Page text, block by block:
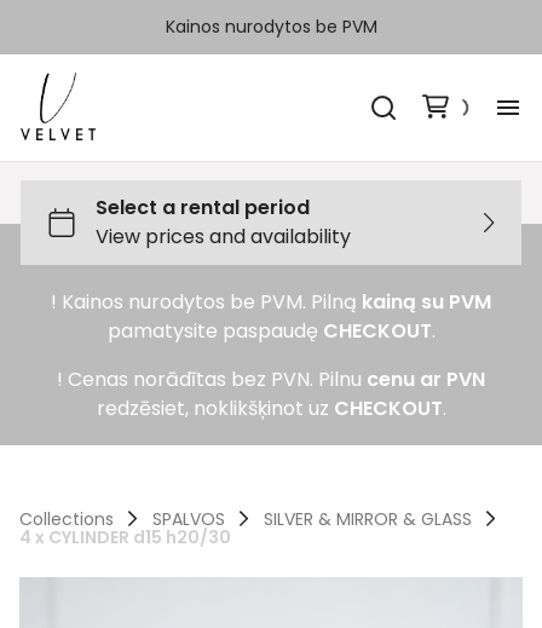
Kainos nurodytos be PVM
! Kainos nurodytos be PVM. Pilną kainą su PVM
pamatysite paspaudę CHECKOUT.
! Cenas norādītas bez PVN. Pilnu cenu ar PVN
redzēsiet, noklikšķinot uz CHECKOUT.
Collections SPALVOS SILVER & MIRROR & GLASS
4 x CYLINDER d15 h20/30